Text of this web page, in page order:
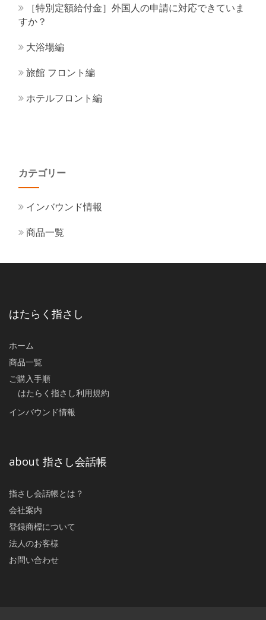
［特別定額給付金］外国人の申請に対応できていま
すか？
大浴場編
旅館 フロント編
ホテルフロント編
カテゴリー
インバウンド情報
商品一覧
はたらく指さし
ホーム
商品一覧
ご購入手順
はたらく指さし利用規約
インバウンド情報
about 指さし会話帳
指さし会話帳とは？
会社案内
登録商標について
法人のお客様
お問い合わせ